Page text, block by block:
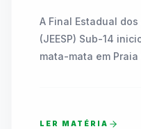
A Final Estadual
(JEESP) Sub-14
mata-mata em
até sábado e
LER MATÉRIA